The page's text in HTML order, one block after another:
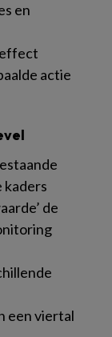
en
actie
kaders
de
een viertal